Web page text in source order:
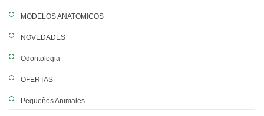
MODELOS ANATOMICOS
NOVEDADES
Odontologia
OFERTAS
Pequeños Animales